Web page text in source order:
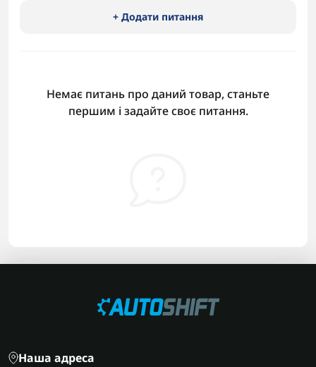
+ Додати питання
Немає питань про даний товар, станьте
першим і задайте своє питання.
Наша адреса